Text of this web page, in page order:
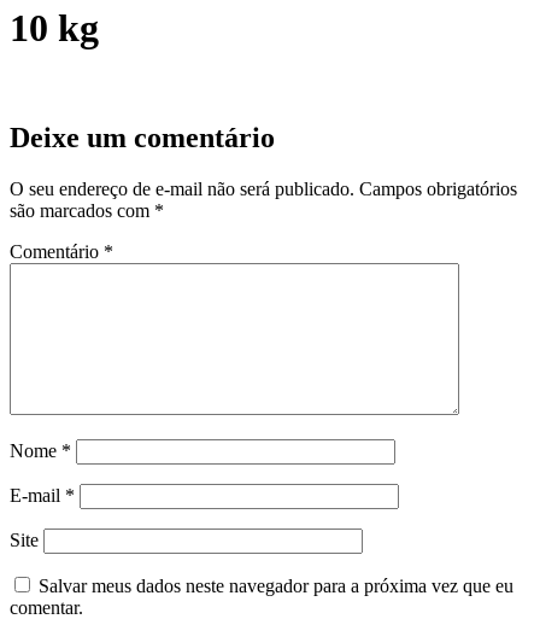
10 kg
Deixe um comentário
O seu endereço de e-mail não será publicado. Campos obrigatórios
são marcados com *
Comentário *
Nome *
E-mail *
Site
Salvar meus dados neste navegador para a próxima vez que eu
comentar.